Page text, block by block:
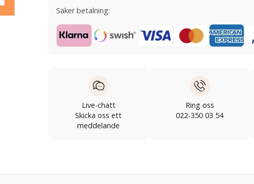
Säker betalning:
Live-chatt
Skicka oss ett
meddelande
Ring oss
022-350 03 54